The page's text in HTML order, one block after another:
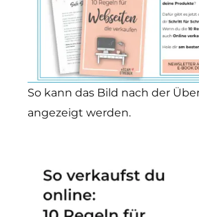
So kann das Bild nach der
angezeigt werden.